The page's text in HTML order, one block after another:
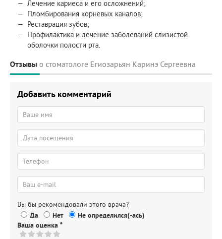
Лечение кариеса и его осложнений;
Пломбирования корневых каналов;
Реставрация зубов;
Профилактика и лечение заболеваний слизистой
оболочки полости рта.
Отзывы о стоматологе Егиозарьян Каринэ Сергеевна
Добавить комментарий
Вы бы рекомендовали этого врача?
Да
Нет
Не определился(-ась)
Ваша оценка *